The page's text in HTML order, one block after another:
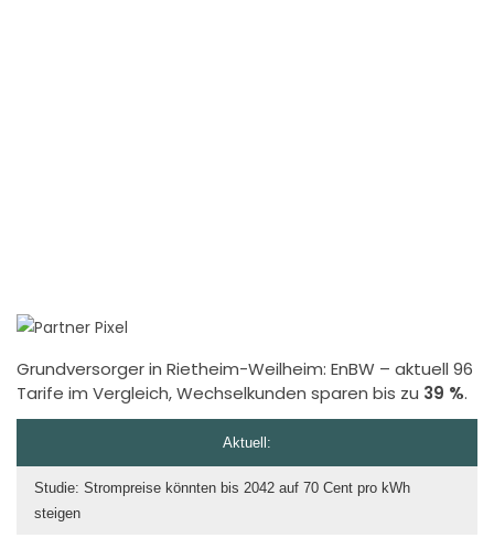
Grundversorger in Rietheim-Weilheim: EnBW – aktuell 96
Tarife im Vergleich, Wechselkunden sparen bis zu 39 %.
Aktuell:
Studie: Strompreise könnten bis 2042 auf 70 Cent pro kWh
steigen